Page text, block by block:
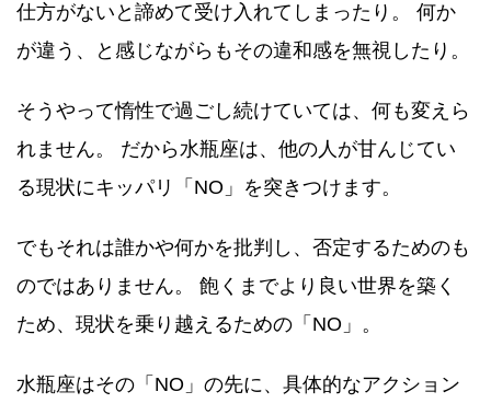
仕方がないと諦めて受け入れてしまったり。 何か
が違う、と感じながらもその違和感を無視したり。
そうやって惰性で過ごし続けていては、何も変えら
れません。 だから水瓶座は、他の人が甘んじてい
る現状にキッパリ「NO」を突きつけます。
でもそれは誰かや何かを批判し、否定するためのも
のではありません。 飽くまでより良い世界を築く
ため、現状を乗り越えるための「NO」。
水瓶座はその「NO」の先に、具体的なアクション